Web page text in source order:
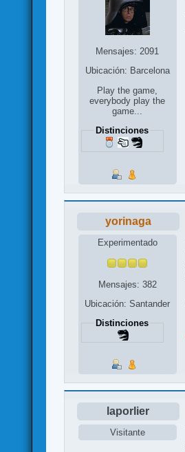
Mensajes: 2091
Ubicación: Barcelona
Play the game,
everybody play the
game...
Distinciones
yorinaga
Experimentado
Mensajes: 382
Ubicación: Santander
Distinciones
laporlier
Visitante